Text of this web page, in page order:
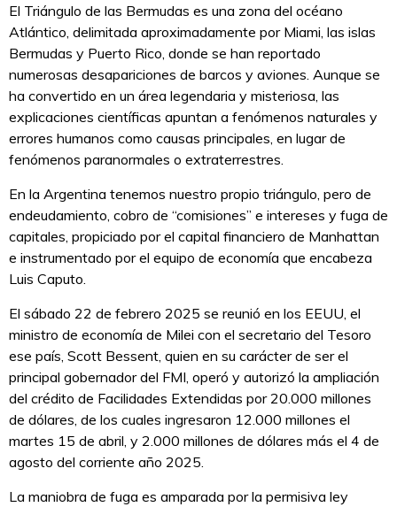
El Triángulo de las Bermudas es una zona del océano
Atlántico, delimitada aproximadamente por Miami, las islas
Bermudas y Puerto Rico, donde se han reportado
numerosas desapariciones de barcos y aviones. Aunque se
ha convertido en un área legendaria y misteriosa, las
explicaciones científicas apuntan a fenómenos naturales y
errores humanos como causas principales, en lugar de
fenómenos paranormales o extraterrestres.
En la Argentina tenemos nuestro propio triángulo, pero de
endeudamiento, cobro de “comisiones” e intereses y fuga de
capitales, propiciado por el capital financiero de Manhattan
e instrumentado por el equipo de economía que encabeza
Luis Caputo.
El sábado 22 de febrero 2025 se reunió en los EEUU, el
ministro de economía de Milei con el secretario del Tesoro
ese país, Scott Bessent, quien en su carácter de ser el
principal gobernador del FMI, operó y autorizó la ampliación
del crédito de Facilidades Extendidas por 20.000 millones
de dólares, de los cuales ingresaron 12.000 millones el
martes 15 de abril, y 2.000 millones de dólares más el 4 de
agosto del corriente año 2025.
La maniobra de fuga es amparada por la permisiva ley